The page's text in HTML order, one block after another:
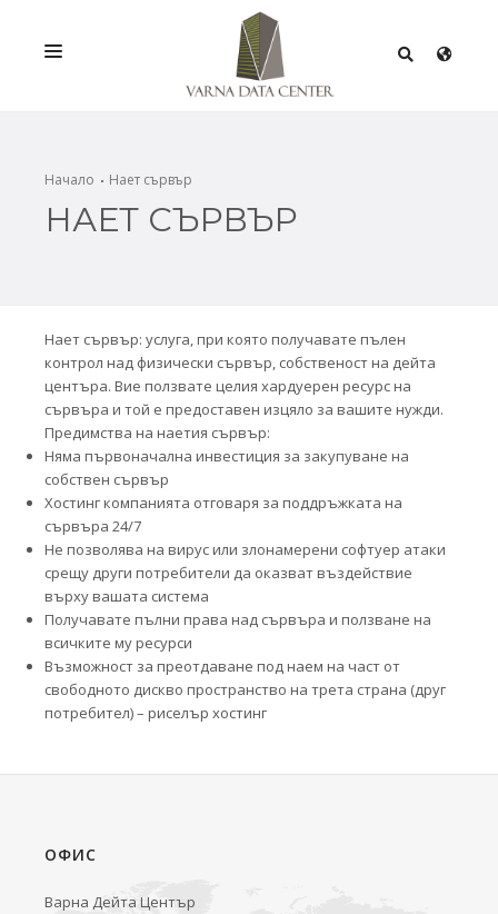
ПРОМОЦИИ
СЕРТИФИКАТИ
Начало Нает сървър
НАЕТ СЪРВЪР
Нает сървър: услуга, при която получавате пълен
контрол над физически сървър, собственост на дейта
центъра. Вие ползвате целия хардуерен ресурс на
сървъра и той е предоставен изцяло за вашите нужди.
Предимства на наетия сървър:
Няма първоначална инвестиция за закупуване на
собствен сървър
Хостинг компанията отговаря за поддръжката на
сървъра 24/7
Не позволява на вирус или злонамерени софтуер атаки
срещу други потребители да оказват въздействие
върху вашата система
Получавате пълни права над сървъра и ползване на
всичките му ресурси
Възможност за преотдаване под наем на част от
свободното дискво пространство на трета страна (друг
потребител) – риселър хостинг
ОФИС
Варна Дейта Център